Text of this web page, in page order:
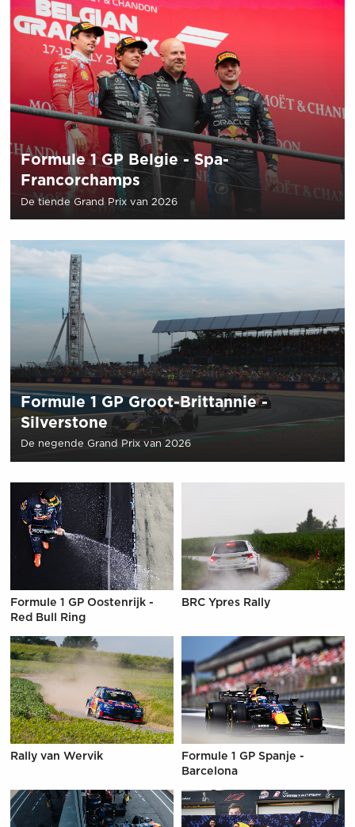
Formule 1 GP Belgie - Spa-
Francorchamps
De tiende Grand Prix van 2026
Formule 1 GP Groot-Brittannie -
Silverstone
De negende Grand Prix van 2026
Formule 1 GP Oostenrijk -
Red Bull Ring
BRC Ypres Rally
Rally van Wervik
Formule 1 GP Spanje -
Barcelona